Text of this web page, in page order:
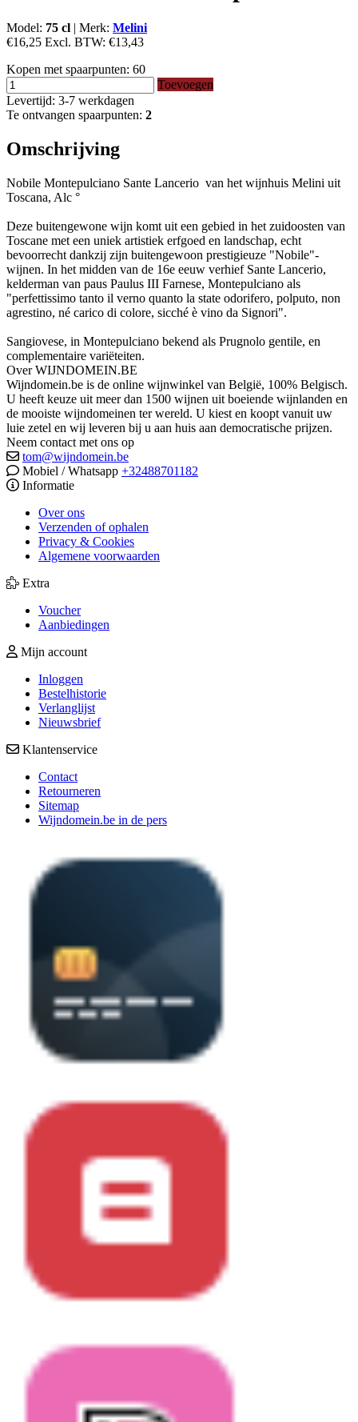
Model: 75 cl | Merk: Melini
€16,25 Excl. BTW: €13,43
Kopen met spaarpunten: 60
Toevoegen
Levertijd: 3-7 werkdagen
Te ontvangen spaarpunten: 2
Omschrijving
Nobile Montepulciano Sante Lancerio van het wijnhuis Melini uit
Toscana, Alc °
Deze buitengewone wijn komt uit een gebied in het zuidoosten van
Toscane met een uniek artistiek erfgoed en landschap, echt
bevoorrecht dankzij zijn buitengewoon prestigieuze "Nobile"-
wijnen. In het midden van de 16e eeuw verhief Sante Lancerio,
kelderman van paus Paulus III Farnese, Montepulciano als
"perfettissimo tanto il verno quanto la state odorifero, polputo, non
agrestino, né carico di colore, sicché è vino da Signori".
Sangiovese, in Montepulciano bekend als Prugnolo gentile, en
complementaire variëteiten.
Over WIJNDOMEIN.BE
Wijndomein.be is de online wijnwinkel van België, 100% Belgisch.
U heeft keuze uit meer dan 1500 wijnen uit boeiende wijnlanden en
de mooiste wijndomeinen ter wereld. U kiest en koopt vanuit uw
luie zetel en wij leveren bij u aan huis aan democratische prijzen.
Neem contact met ons op
tom@wijndomein.be
Mobiel / Whatsapp +32488701182
Informatie
Over ons
Verzenden of ophalen
Privacy & Cookies
Algemene voorwaarden
Extra
Voucher
Aanbiedingen
Mijn account
Inloggen
Bestelhistorie
Verlanglijst
Nieuwsbrief
Klantenservice
Contact
Retourneren
Sitemap
Wijndomein.be in de pers